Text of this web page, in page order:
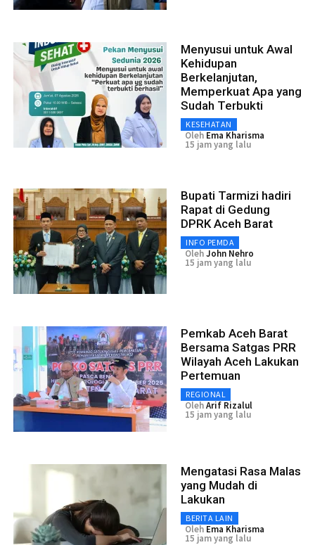
Menyusui untuk Awal
Kehidupan
Berkelanjutan,
Memperkuat Apa yang
Sudah Terbukti
KESEHATAN
Oleh Ema Kharisma
15 jam yang lalu
Bupati Tarmizi hadiri
Rapat di Gedung
DPRK Aceh Barat
INFO PEMDA
OlehJohn Nehro
15 jam yang lalu
Pemkab Aceh Barat
Bersama Satgas PRR
Wilayah Aceh Lakukan
Pertemuan
REGIONAL
OlehArif Rizalul
15 jam yang lalu
Mengatasi Rasa Malas
yang Mudah di
Lakukan
BERITA LAIN
Oleh Ema Kharisma
15 jam yang lalu